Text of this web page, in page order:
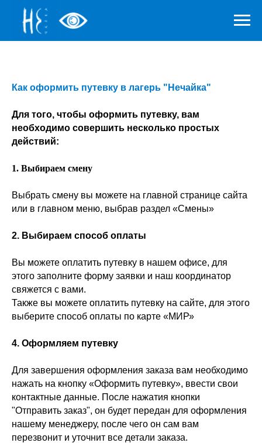
Как оформить путевку в лагерь "Нечайка"
Для того, чтобы оформить путевку, вам
необходимо совершить несколько простых
действий:
1. Выбираем смену
Выбрать смену вы можете на главной странице сайта
или в главном меню, выбрав раздел «Смены»
2. Выбираем способ оплаты
Вы можете оплатить путевку в нашем офисе, для
этого заполните форму заявки и наш координатор
свяжется с вами.
Также вы можете оплатить путевку на сайте, для этого
выберите способ оплаты по карте «МИР»
4. Оформляем путевку
Для завершения оформления заказа вам необходимо
нажать на кнопку «Оформить путевку», ввести свои
контактные данные. После нажатия кнопки
"Отправить заказ", он будет передан для оформления
нашему менеджеру, после чего он сам вам
перезвонит и уточнит все детали заказа.